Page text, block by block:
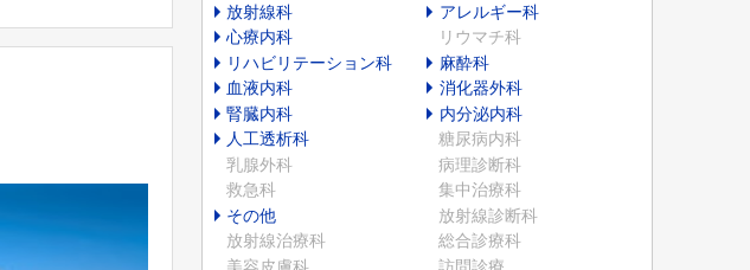
放射線科
アレルギー科
心療内科
リウマチ科
リハビリテーション科
麻酔科
血液内科
消化器外科
腎臓内科
内分泌内科
人工透析科
糖尿病内科
乳腺外科
病理診断科
救急科
集中治療科
その他
放射線診断科
放射線治療科
総合診療科
美容皮膚科
訪問診療